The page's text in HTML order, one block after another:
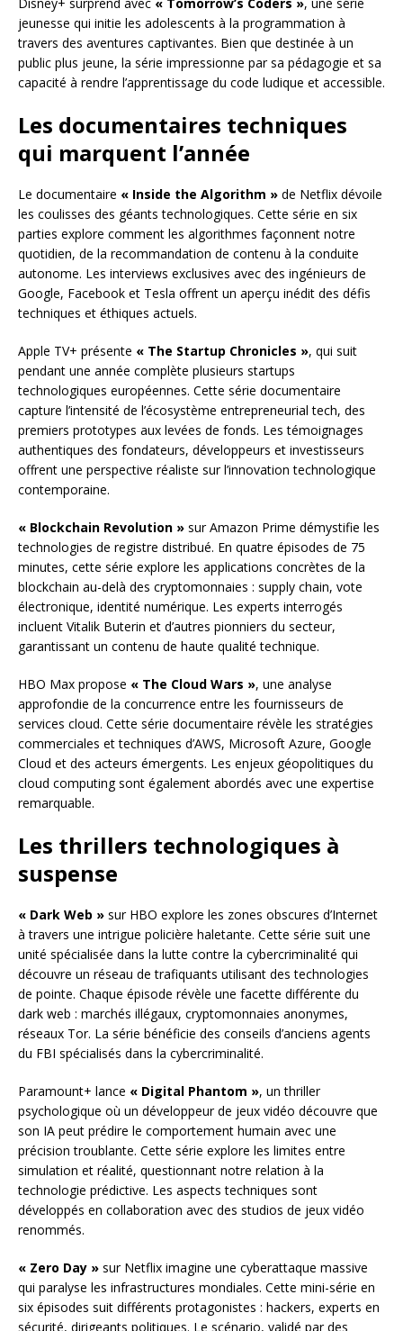
jeunesse qui initie les adolescents à la programmation à
travers des aventures captivantes. Bien que destinée à un
public plus jeune, la série impressionne par sa pédagogie et sa
capacité à rendre l’apprentissage du code ludique et accessible.
Les documentaires techniques
qui marquent l’année
Le documentaire « Inside the Algorithm » de Netflix dévoile
les coulisses des géants technologiques. Cette série en six
parties explore comment les algorithmes façonnent notre
quotidien, de la recommandation de contenu à la conduite
autonome. Les interviews exclusives avec des ingénieurs de
Google, Facebook et Tesla offrent un aperçu inédit des défis
techniques et éthiques actuels.
Apple TV+ présente « The Startup Chronicles », qui suit
pendant une année complète plusieurs startups
technologiques européennes. Cette série documentaire
capture l’intensité de l’écosystème entrepreneurial tech, des
premiers prototypes aux levées de fonds. Les témoignages
authentiques des fondateurs, développeurs et investisseurs
offrent une perspective réaliste sur l’innovation technologique
contemporaine.
« Blockchain Revolution » sur Amazon Prime démystifie les
technologies de registre distribué. En quatre épisodes de 75
minutes, cette série explore les applications concrètes de la
blockchain au-delà des cryptomonnaies : supply chain, vote
électronique, identité numérique. Les experts interrogés
incluent Vitalik Buterin et d’autres pionniers du secteur,
garantissant un contenu de haute qualité technique.
HBO Max propose « The Cloud Wars », une analyse
approfondie de la concurrence entre les fournisseurs de
services cloud. Cette série documentaire révèle les stratégies
commerciales et techniques d’AWS, Microsoft Azure, Google
Cloud et des acteurs émergents. Les enjeux géopolitiques du
cloud computing sont également abordés avec une expertise
remarquable.
Les thrillers technologiques à
suspense
« Dark Web » sur HBO explore les zones obscures d’Internet
à travers une intrigue policière haletante. Cette série suit une
unité spécialisée dans la lutte contre la cybercriminalité qui
découvre un réseau de trafiquants utilisant des technologies
de pointe. Chaque épisode révèle une facette différente du
dark web : marchés illégaux, cryptomonnaies anonymes,
réseaux Tor. La série bénéficie des conseils d’anciens agents
du FBI spécialisés dans la cybercriminalité.
Paramount+ lance « Digital Phantom », un thriller
psychologique où un développeur de jeux vidéo découvre que
son IA peut prédire le comportement humain avec une
précision troublante. Cette série explore les limites entre
simulation et réalité, questionnant notre relation à la
technologie prédictive. Les aspects techniques sont
développés en collaboration avec des studios de jeux vidéo
renommés.
« Zero Day » sur Netflix imagine une cyberattaque massive
qui paralyse les infrastructures mondiales. Cette mini-série en
six épisodes suit différents protagonistes : hackers, experts en
sécurité, dirigeants politiques. Le scénario, validé par des